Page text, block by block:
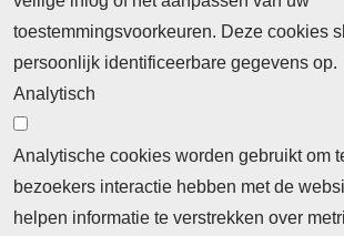
toestemmingsvoorkeuren. Deze cookies
persoonlijk identificeerbare gegevens op.
Analytisch
Analytische cookies worden gebruikt om
bezoekers interactie hebben met de
helpen informatie te verstrekken over
Abonnementinformatie Inlogprocedure
Nieuws
Laatste nieuws
Meld u aan voor onze nieuwsbrief
Ontvang 2 keer per maand de
persberichten, actualiteiten, nieuws en